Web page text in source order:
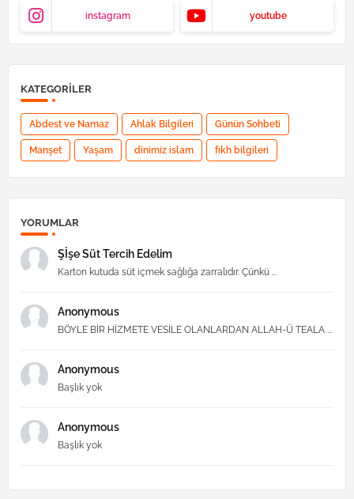
instagram youtube
KATEGORILER
Abdest ve Namaz Ahlak Bilgileri Günün Sohbeti
Manşet Yaşam dinimiz islam fıkh bilgileri
YORUMLAR
Şİşe Süt Tercih Edelim
Karton kutuda süt içmek sağlığa zarralıdır. Çünkü ...
Anonymous
BÖYLE BİR HİZMETE VESİLE OLANLARDAN ALLAH-Ü TEALA ...
Anonymous
Başlık yok
Anonymous
Başlık yok